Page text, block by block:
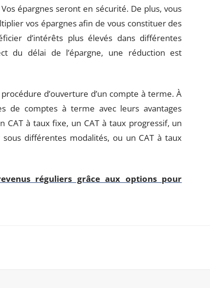
épargnes seront en sécurité. De plus, vous
vos épargnes afin de vous constituer des
d’intérêts plus élevés dans différentes
du délai de l’épargne, une réduction est
d’ouverture d’un compte à terme. À
de comptes à terme avec leurs avantages
à taux fixe, un CAT à taux progressif, un
différentes modalités, ou un CAT à taux
réguliers grâce aux options pour